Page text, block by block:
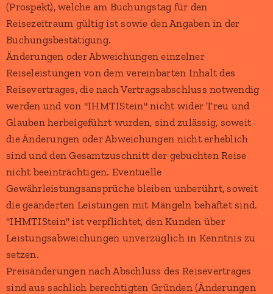
(Prospekt), welche am Buchungstag für den
Reisezeitraum gültig ist sowie den Angaben in der
Buchungsbestätigung.
Änderungen oder Abweichungen einzelner
Reiseleistungen von dem vereinbarten Inhalt des
Reisevertrages, die nach Vertragsabschluss notwendig
werden und von "IHMTIStein" nicht wider Treu und
Glauben herbeigeführt wurden, sind zulässig, soweit
die Änderungen oder Abweichungen nicht erheblich
sind und den Gesamtzuschnitt der gebuchten Reise
nicht beeinträchtigen. Eventuelle
Gewährleistungsansprüche bleiben unberührt, soweit
die geänderten Leistungen mit Mängeln behaftet sind.
"IHMTIStein" ist verpflichtet, den Kunden über
Leistungsabweichungen unverzüglich in Kenntnis zu
setzen.
Preisänderungen nach Abschluss des Reisevertrages
sind aus sachlich berechtigten Gründen (Änderungen